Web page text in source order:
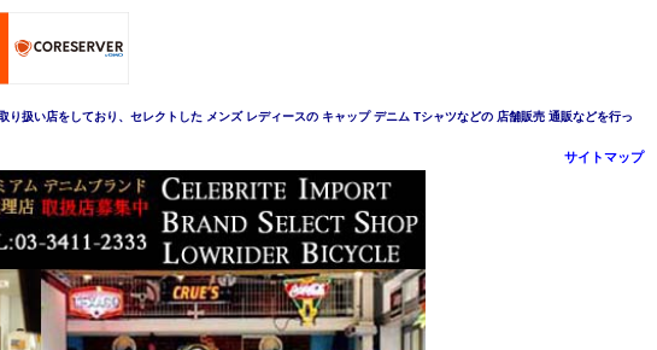
い店をしており、セレクトした メンズ レディースの キャップ デニム Tシャツなどの 店舗販売 通販などを行っ
サイトマップ